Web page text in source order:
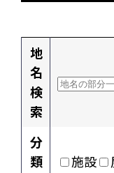
地
名
検
索
分
類
施設